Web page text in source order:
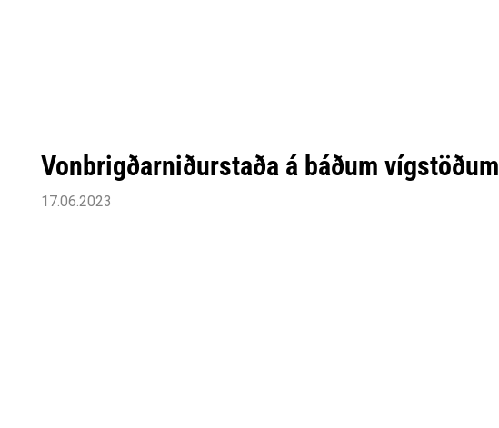
Vonbrigðarniðurstaða á báðum vígstöðum
17.06.2023